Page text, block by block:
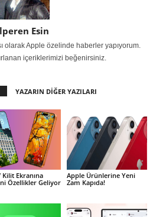
Esin
olarak Apple özelinde haberler yapıyorum.
içeriklerimizi beğenirsiniz.
YAZARIN DİĞER YAZILARI
Kilit Ekranına
Özellikler Geliyor
Apple Ürünlerine Yeni
Zam Kapıda!